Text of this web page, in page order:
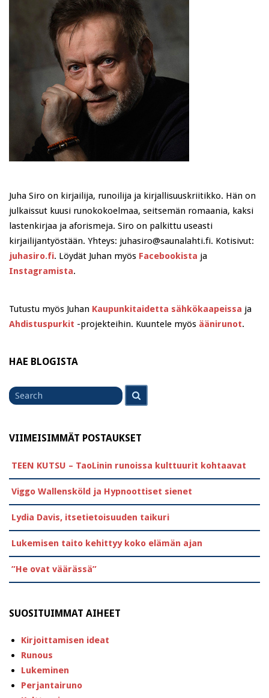
Juha Siro on kirjailija, runoilija ja kirjallisuuskriitikko. Hän on
julkaissut kuusi runokokoelmaa, seitsemän romaania, kaksi
lastenkirjaa ja aforismeja. Siro on palkittu useasti
kirjailijantyöstään. Yhteys: juhasiro@saunalahti.fi. Kotisivut:
juhasiro.fi. Löydät Juhan myös Facebookista ja
Instagramista.
Tutustu myös Juhan Kaupunkitaidetta sähkökaapeissa ja
Ahdistuspurkit -projekteihin. Kuuntele myös äänirunot.
HAE BLOGISTA
Search
for
VIIMEISIMMÄT POSTAUKSET
TEEN KUTSU – TaoLinin runoissa kulttuurit kohtaavat
Viggo Wallensköld ja Hypnoottiset sienet
Lydia Davis, itsetietoisuuden taikuri
Lukemisen taito kehittyy koko elämän ajan
”He ovat väärässä”
SUOSITUIMMAT AIHEET
Kirjoittamisen ideat
Runous
Lukeminen
Perjantairuno